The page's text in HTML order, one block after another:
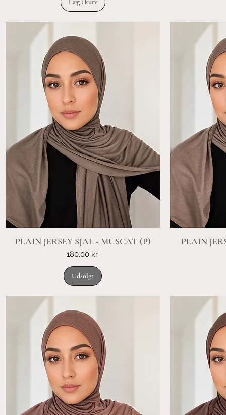
Læg i kurv
PLAIN JERSEY SJAL - MUSCAT (P)
Pris
180,00 kr.
Udsolgt
PLAIN